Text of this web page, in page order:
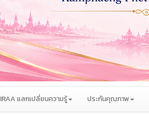
IRAA แลกเปลี่ยนความรู้ ประกันคุณภาพ